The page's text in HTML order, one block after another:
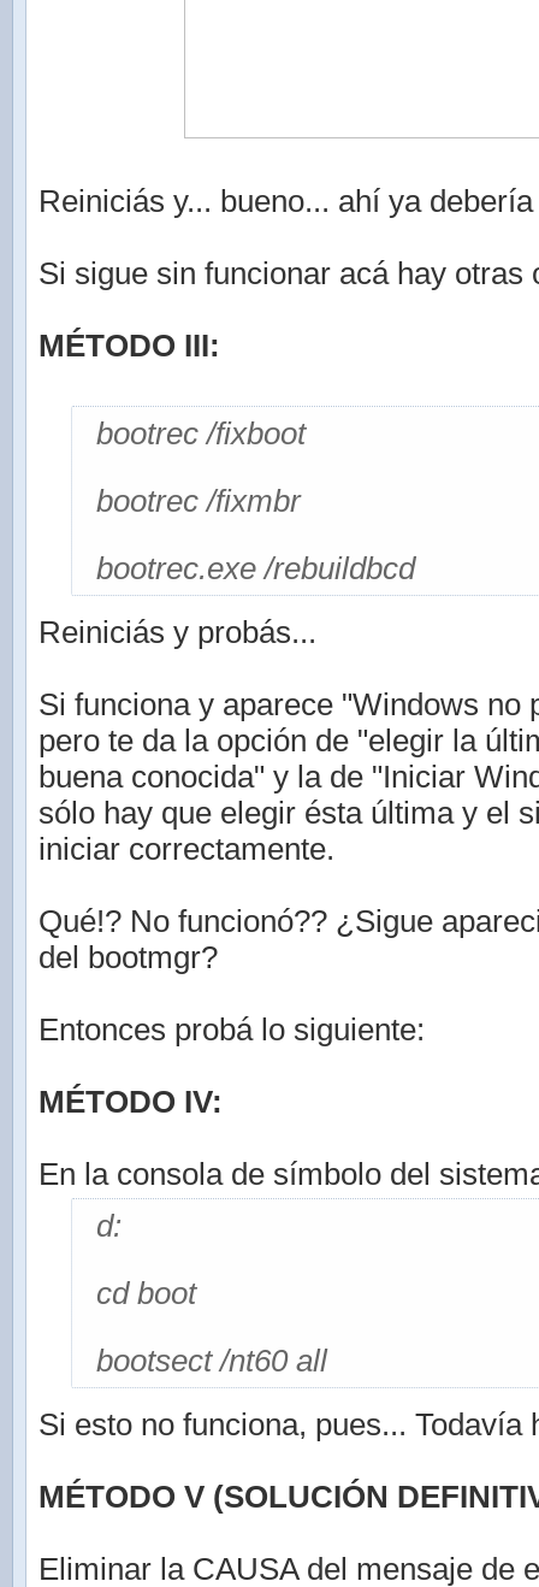
Reiniciás y... bueno... ahí ya
Si sigue sin funcionar acá hay otras
MÉTODO III:
bootrec /fixboot
bootrec /fixmbr
bootrec.exe /rebuildbcd
Reiniciás y probás...
Si funciona y aparece "Windows no
pero te da la opción de "elegir la
buena conocida" y la de "Iniciar
sólo hay que elegir ésta última y el
iniciar correctamente.
Qué!? No funcionó?? ¿Sigue
del bootmgr?
Entonces probá lo siguiente:
MÉTODO IV:
En la consola de símbolo del
d:
cd boot
bootsect /nt60 all
Si esto no funciona, pues... Todavía
MÉTODO V (SOLUCIÓN
Eliminar la CAUSA del mensaje de